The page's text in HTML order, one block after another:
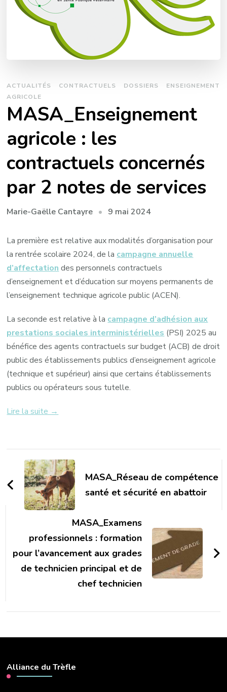
ACTUALITÉS CONTRACTUELS DOSSIERS
ENSEIGNEMENT
AGRICOLE
MASA_Enseignement
agricole : les
contractuels concernés
par 2 notes de services
Marie-Gaëlle Cantayre 9 mai 2024
La première est relative aux modalités d’organisation pour
la rentrée scolaire 2024, de la campagne annuelle
d’affectation des personnels contractuels
d’enseignement et d’éducation sur moyens permanents de
l’enseignement technique agricole public (ACEN).
La seconde est relative à la campagne d’adhésion aux
prestations sociales interministérielles (PSI) 2025 au
bénéfice des agents contractuels sur budget (ACB) de droit
public des établissements publics d’enseignement agricole
(technique et supérieur) ainsi que certains établissements
publics ou opérateurs sous tutelle.
Lire la suite →
Navigation
d'article
MASA_Réseau de compétence
santé et sécurité en abattoir
MASA_Examens
professionnels : formation
pour l’avancement aux grades
de technicien principal et de
chef technicien
Alliance du Trèfle